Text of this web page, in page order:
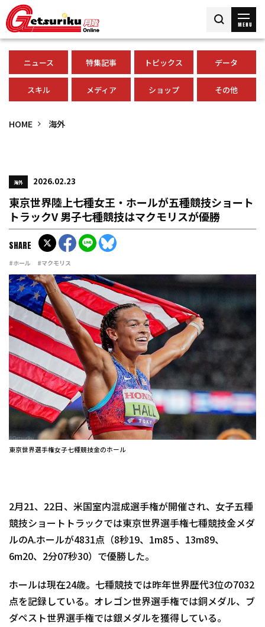
MENU
ニュース 特集記事 トピックス データ
スキル メディア ショップ その他
HOME 海外
海外 2026.02.23
東京世界陸上七種女王・ホールが五種競技ショート
トラックV 男子七種競技はマクモリスが優勝
#ホール #マクモリス
SHARE
東京世界選手権女子七種競技金のホール
2月21、22日、米国室内混成選手権が開催され、女子五種
競技ショートトラックでは東京世界選手権七種競技金メダ
ルのA.ホールが4831点（8秒19、1m85 、13m89、
6m20、2分07秒30）で優勝した。
ホールは現在24歳。七種競技では昨年世界歴代3位の7032
点を記録している。オレゴン世界選手権では銅メダル、ブ
ダペスト世界選手権では銀メダルを獲得している。